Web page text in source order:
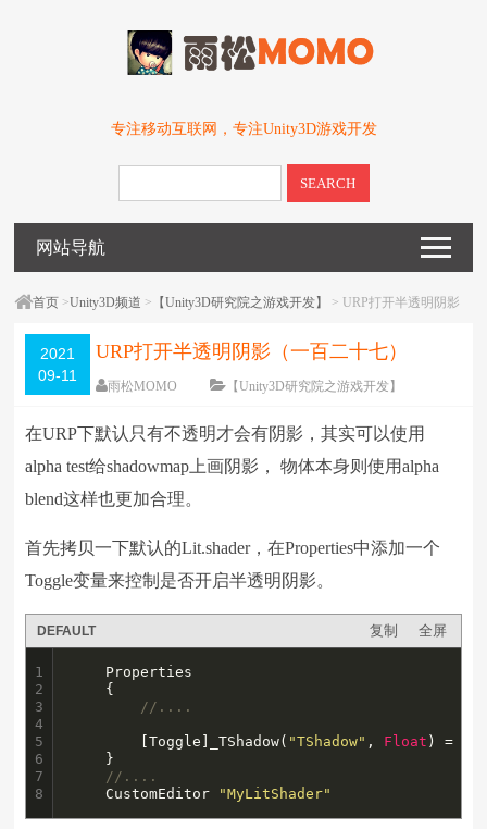
专注移动互联网，专注Unity3D游戏开发
SEARCH
网站导航
首页 >Unity3D频道 > 【Unity3D研究院之游戏开发】
> URP打开半透明阴影
2021
09-11
URP打开半透明阴影（一百二十七）
雨松MOMO
【Unity3D研究院之游戏开发】
编辑日期： 2021-09-11 字体：大中小
在URP下默认只有不透明才会有阴影，其实可以使用
alpha test给shadowmap上画阴影， 物体本身则使用alpha
blend这样也更加合理。
首先拷贝一下默认的Lit.shader，在Properties中添加一个
Toggle变量来控制是否开启半透明阴影。
DEFAULT 复制 全屏
1
2
3
4
5
6
7
8
    Properties
    {
//....
        [Toggle]_TShadow(
"TShadow" , Float ) =
    }
//....
    CustomEditor
"MyLitShader"